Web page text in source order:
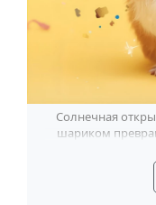
Женщине
Маме
Папе
Детям
Все родственники
Солнечная
шариком